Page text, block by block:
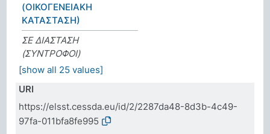
(ΟΙΚΟΓΕΝΕΙΑΚΗ
ΚΑΤΑΣΤΑΣΗ)
ΣΕ ΔΙΑΣΤΑΣΗ
(ΣΥΝΤΡΟΦΟΙ)
[show all 25 values]
URI
https://elsst.cessda.eu/id/2/2287da48-8d3b-4c49-
97fa-011bfa8fe995